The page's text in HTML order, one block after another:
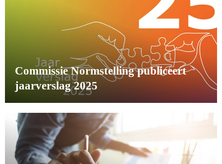
Commissie Normstelling publiceert
jaarverslag 2025